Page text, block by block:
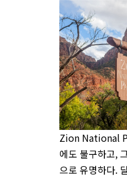
Zion National
에도 불구하고,
으로 유명하다.